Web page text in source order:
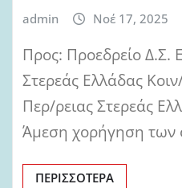
admin Νοέ 17, 2025
Προς: Προεδρείο Δ.Σ.
Στερεάς Ελλάδας
Περ/ρειας Στερεάς
Άμεση χορήγηση των
ΠΕΡΙΣΣΌΤΕΡΑ